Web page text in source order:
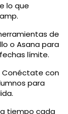
lo que
de
o Asana para
límite.
Conéctate con
para
tiempo cada